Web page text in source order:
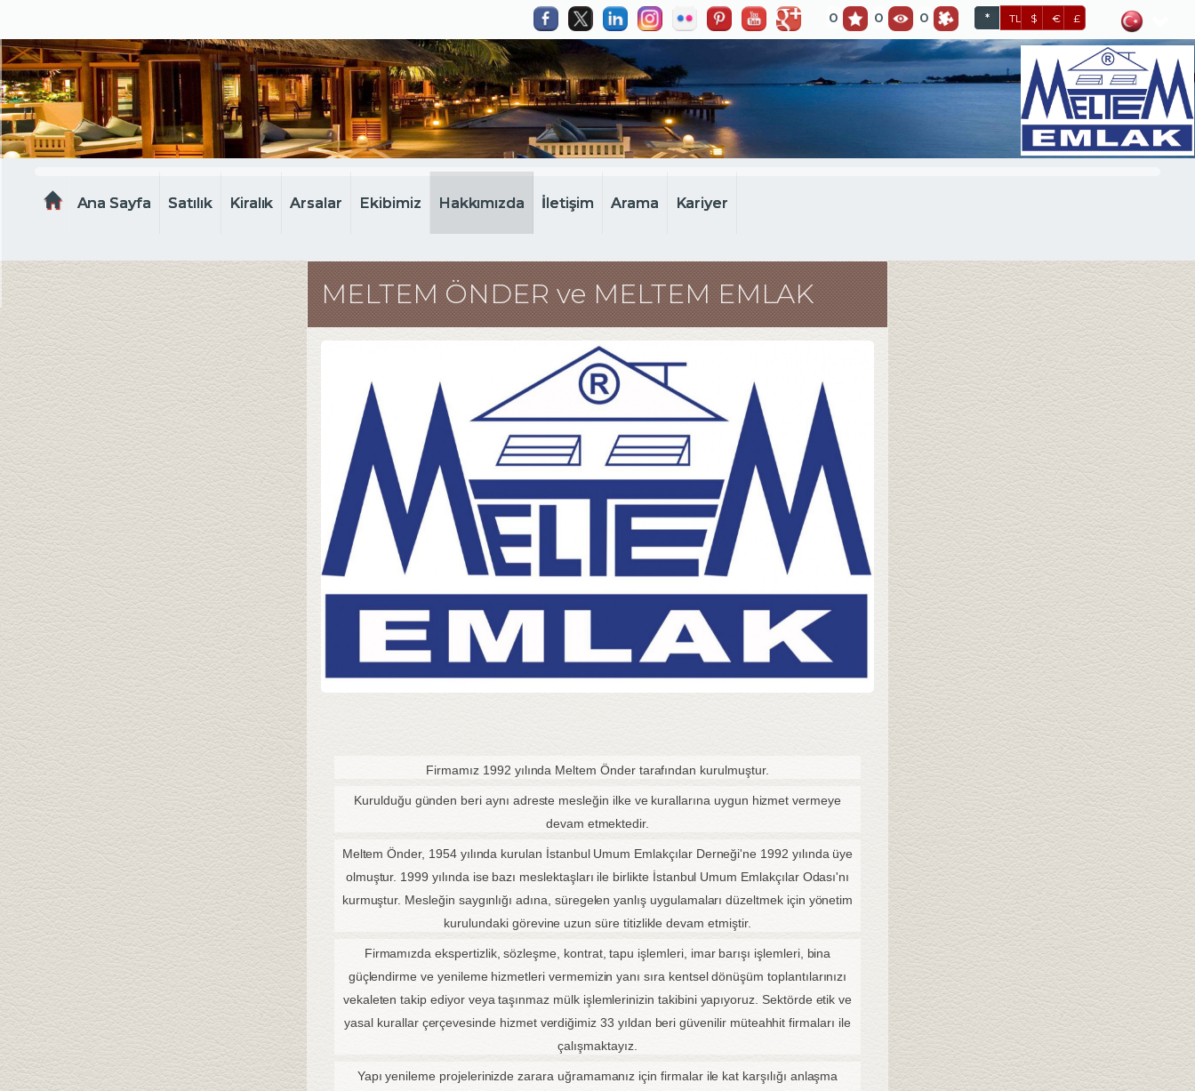
0 0 0 * TL $ € £
Ana Sayfa Satılık Kiralık Arsalar Ekibimiz Hakkımızda İletişim Arama Kariyer
MELTEM ÖNDER ve MELTEM EMLAK
Firmamız 1992 yılında Meltem Önder tarafından kurulmuştur.
Kurulduğu günden beri aynı adreste mesleğin ilke ve kurallarına uygun hizmet vermeye
devam etmektedir.
Meltem Önder, 1954 yılında kurulan İstanbul Umum Emlakçılar Derneği'ne 1992 yılında üye
olmuştur. 1999 yılında ise bazı meslektaşları ile birlikte İstanbul Umum Emlakçılar Odası'nı
kurmuştur. Mesleğin saygınlığı adına, süregelen yanlış uygulamaları düzeltmek için yönetim
kurulundaki görevine uzun süre titizlikle devam etmiştir.
Firmamızda ekspertizlik, sözleşme, kontrat, tapu işlemleri, imar barışı işlemleri, bina
güçlendirme ve yenileme hizmetleri vermemizin yanı sıra kentsel dönüşüm toplantılarınızı
vekaleten takip ediyor veya taşınmaz mülk işlemlerinizin takibini yapıyoruz. Sektörde etik ve
yasal kurallar çerçevesinde hizmet verdiğimiz 33 yıldan beri güvenilir müteahhit firmaları ile
çalışmaktayız.
Yapı yenileme projelerinizde zarara uğramamanız için firmalar ile kat karşılığı anlaşma